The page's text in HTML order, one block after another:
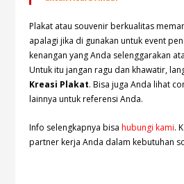
Plakat atau souvenir berkualitas
apalagi jika di gunakan untuk event
kenangan yang Anda selenggarakan
Untuk itu jangan ragu dan khawatir,
Kreasi Plakat. Bisa juga Anda lihat
lainnya untuk referensi Anda.
Info selengkapnya bisahubungi kami.
partner kerja Anda dalam kebutuhan